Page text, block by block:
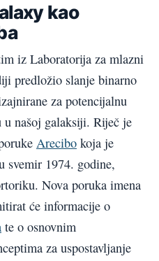
kao
iz Laboratorija za mlazni
predložio slanje binarno
za potencijalnu
našoj galaksiji. Riječ je
Arecibo koja je
svemir 1974. godine,
Nova poruka imena
će informacije o
te o osnovnim
za uspostavljanje